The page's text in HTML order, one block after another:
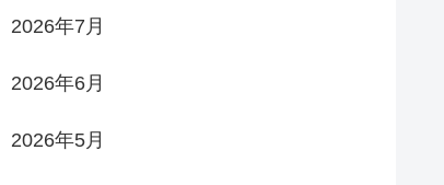
2026年7月
2026年6月
2026年5月